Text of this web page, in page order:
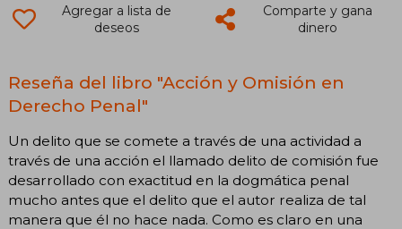
Agregar a lista de
deseos
Comparte y gana
dinero
Reseña del libro "Acción y Omisión en
Derecho Penal"
Un delito que se comete a través de una actividad a
través de una acción el llamado delito de comisión fue
desarrollado con exactitud en la dogmática penal
mucho antes que el delito que el autor realiza de tal
manera que él no hace nada. Como es claro en una